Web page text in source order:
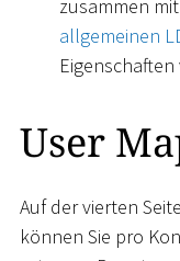
zusammen
allgemeinen
User
Auf der vierten
können Sie pro